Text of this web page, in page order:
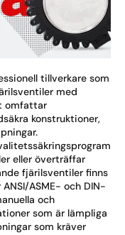
tillverkare som
med
omfattar
konstruktioner,
eller överträffar
fjärilsventiler finns
ASME- och DIN-
och
som är lämpliga
som kräver